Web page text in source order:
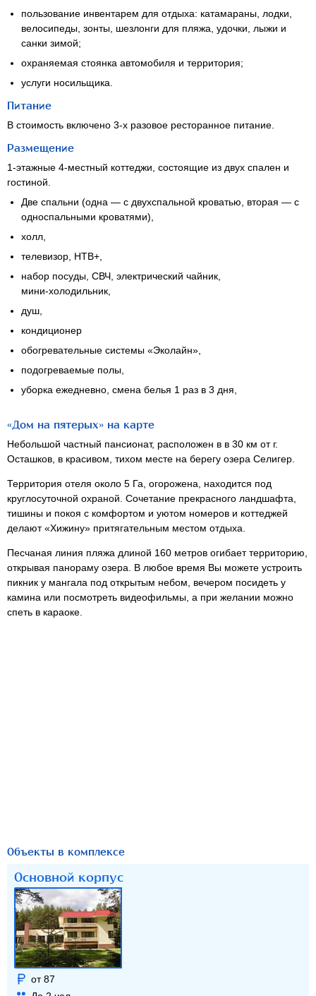
пользование инвентарем для отдыха: катамараны, лодки,
велосипеды, зонты, шезлонги для пляжа, удочки, лыжи и
санки зимой;
охраняемая стоянка автомобиля и территория;
услуги носильщика.
Питание
В стоимость включено 3-х разовое ресторанное питание.
Размещение
1-этажные 4-местный коттеджи, состоящие из двух спален и
гостиной.
Две спальни (одна — с двухспальной кроватью, вторая — с
односпальными кроватями),
холл,
телевизор, НТВ+,
набор посуды, СВЧ, электрический чайник,
мини-холодильник
душ,
кондиционер
обогревательные системы «Эколайн»,
подогреваемые полы,
уборка ежедневно, смена белья 1 раз в 3 дня,
«Дом на пятерых» на карте
Небольшой частный пансионат, расположен в в 30 км от г.
Осташков, в красивом, тихом месте на берегу озера Селигер.
Территория отеля около 5 Га, огорожена, находится под
круглосуточной охраной. Сочетание прекрасного ландшафта,
тишины и покоя с комфортом и уютом номеров и коттеджей
делают «Хижину» притягательным местом отдыха.
Песчаная линия пляжа длиной 160 метров огибает территорию,
открывая панораму озера. В любое время Вы можете устроить
пикник у мангала под открытым небом, вечером посидеть у
камина или посмотреть видеофильмы, а при желании можно
спеть в караоке.
Объекты в комплексе
Основной корпус
от 87